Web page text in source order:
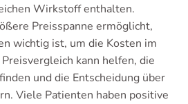
Wirkstoff enthalten.
Preisspanne ermöglicht,
wichtig ist, um die Kosten im
kann helfen, die
und die Entscheidung über
Viele Patienten haben positive